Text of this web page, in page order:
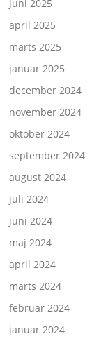
juni 2025
april 2025
marts 2025
januar 2025
december 2024
november 2024
oktober 2024
september 2024
august 2024
juli 2024
juni 2024
maj 2024
april 2024
marts 2024
februar 2024
januar 2024